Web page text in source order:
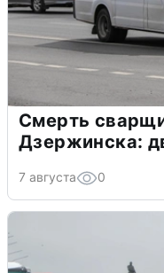
Смерть
Дзержинска:
7 августа 0